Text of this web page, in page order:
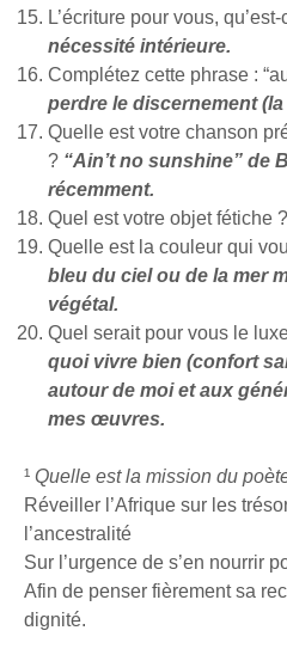
L’écriture pour vous,
nécessité intérieure.
Complétez cette phrase :
perdre le discernement
Quelle est votre chanson
? “Ain’t no sunshine” de
récemment.
Quel est votre objet fétiche ?
Quelle est la couleur qui
bleu du ciel ou de la mer
végétal.
Quel serait pour vous le
quoi vivre bien (confort
autour de moi et aux
mes œuvres.
¹ Quelle est la mission du
Réveiller l’Afrique sur les
l’ancestralité
Sur l’urgence de s’en nourrir
Afin de penser fièrement sa
dignité.